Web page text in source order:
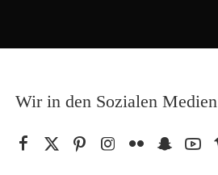
Wir in den Sozialen Medien